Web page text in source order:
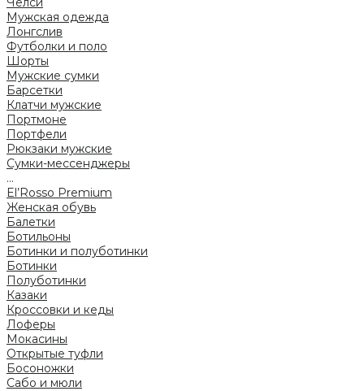
Мужская одежда
Лонгслив
Футболки и поло
Шорты
Мужские сумки
Барсетки
Клатчи мужские
Портмоне
Портфели
Рюкзаки мужские
Сумки-мессенджеры
...
El’Rosso Premium
Женская обувь
Балетки
Ботильоны
Ботинки и полуботинки
Ботинки
Полуботинки
Казаки
Кроссовки и кеды
Лоферы
Мокасины
Открытые туфли
Босоножки
Сабо и мюли